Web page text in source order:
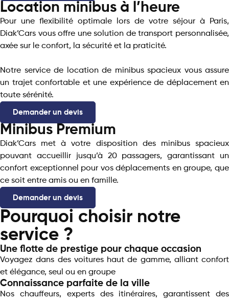
Location minibus à l’heure
Pour une flexibilité optimale lors de votre séjour à Paris,
Diak’Cars vous offre une solution de transport personnalisée,
axée sur le confort, la sécurité et la praticité.
Notre service de location de minibus spacieux vous assure
un trajet confortable et une expérience de déplacement en
toute sérénité.
Demander un devis
Minibus Premium
Diak’Cars met à votre disposition des minibus spacieux
pouvant accueillir jusqu’à 20 passagers, garantissant un
confort exceptionnel pour vos déplacements en groupe, que
ce soit entre amis ou en famille.
Demander un devis
Pourquoi choisir notre
service ?
Une flotte de prestige pour chaque occasion
Voyagez dans des voitures haut de gamme, alliant confort
et élégance, seul ou en groupe
Connaissance parfaite de la ville
Nos chauffeurs, experts des itinéraires, garantissent des